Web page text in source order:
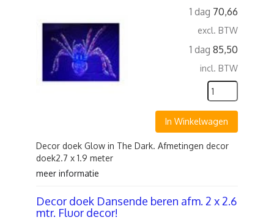
1 dag 70,66
excl. BTW
1 dag 85,50
incl. BTW
In Winkelwagen
Decor doek Glow in The Dark. Afmetingen decor
doek2.7 x 1.9 meter
meer informatie
Decor doek Dansende beren afm. 2 x 2.6
mtr. Fluor decor!